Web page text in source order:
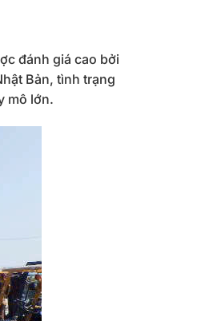
đánh giá cao bởi
Bản, tình trạng
mô lớn.